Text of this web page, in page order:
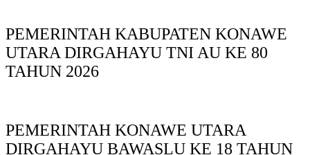
PEMERINTAH KABUPATEN KONAWE
UTARA DIRGAHAYU TNI AU KE 80
TAHUN 2026
PEMERINTAH KONAWE UTARA
DIRGAHAYU BAWASLU KE 18 TAHUN